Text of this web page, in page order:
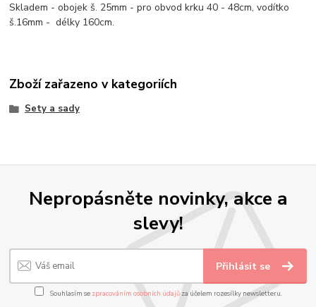
Skladem - obojek š. 25mm - pro obvod krku 40 - 48cm, vodítko
š.16mm - délky 160cm.
Zboží zařazeno v kategoriích
Sety a sady
Nepropásněte novinky, akce a
slevy!
Přihlásit se
Souhlasím se zpracováním osobních údajůza účelem rozesílky newsletteru.